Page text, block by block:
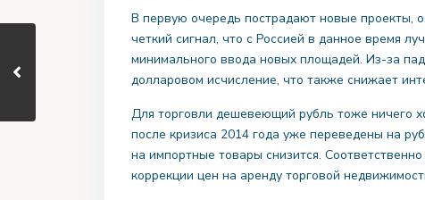
В первую очередь пострадают новые проекты,
четкий сигнал, что с Россией в данное время
минимального ввода новых площадей. Из-за
долларовом исчисление, что также снижает
Для торговли дешевеющий рубль тоже ничего
после кризиса 2014 года уже переведены на
на импортные товары снизится.
коррекции цен на аренду торговой